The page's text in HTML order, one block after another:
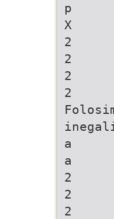
p
X
2
2
2
2
a
a
2
2
2